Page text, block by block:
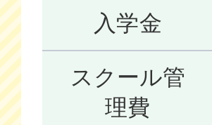
入学金
スクール管
理費